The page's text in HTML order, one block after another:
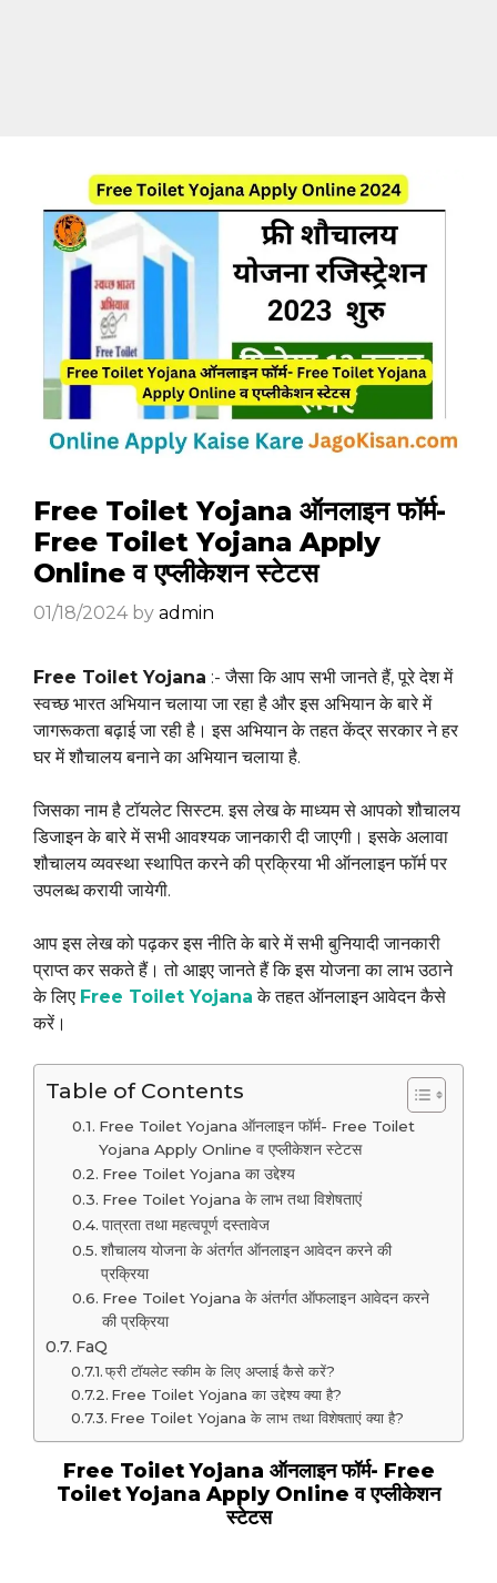
Free Toilet Yojana ऑनलाइन फॉर्म-
Free Toilet Yojana Apply
Online व एप्लीकेशन स्टेटस
01/18/2024 by admin
Free Toilet Yojana :- जैसा कि आप सभी जानते हैं, पूरे देश में
स्वच्छ भारत अभियान चलाया जा रहा है और इस अभियान के बारे में
जागरूकता बढ़ाई जा रही है। इस अभियान के तहत केंद्र सरकार ने हर
घर में शौचालय बनाने का अभियान चलाया है.
जिसका नाम है टॉयलेट सिस्टम. इस लेख के माध्यम से आपको शौचालय
डिजाइन के बारे में सभी आवश्यक जानकारी दी जाएगी। इसके अलावा
शौचालय व्यवस्था स्थापित करने की प्रक्रिया भी ऑनलाइन फॉर्म पर
उपलब्ध करायी जायेगी.
आप इस लेख को पढ़कर इस नीति के बारे में सभी बुनियादी जानकारी
प्राप्त कर सकते हैं। तो आइए जानते हैं कि इस योजना का लाभ उठाने
के लिए Free Toilet Yojana के तहत ऑनलाइन आवेदन कैसे
करें।
Table of Contents
Free Toilet Yojana ऑनलाइन फॉर्म- Free Toilet
Yojana Apply Online व एप्लीकेशन स्टेटस
Free Toilet Yojana का उद्देश्य
Free Toilet Yojana के लाभ तथा विशेषताएं
पात्रता तथा महत्वपूर्ण दस्तावेज
शौचालय योजना के अंतर्गत ऑनलाइन आवेदन करने की
प्रक्रिया
Free Toilet Yojana के अंतर्गत ऑफलाइन आवेदन करने
की प्रक्रिया
FaQ
फ्री टॉयलेट स्कीम के लिए अप्लाई कैसे करें?
Free Toilet Yojana का उद्देश्य क्या है?
Free Toilet Yojana के लाभ तथा विशेषताएं क्या है?
Free Toilet Yojana ऑनलाइन फॉर्म- Free
Toilet Yojana Apply Online व एप्लीकेशन
स्टेटस